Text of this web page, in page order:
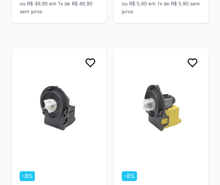
ou R$ 49,90 em 1x de R$ 49,90
sem juros
ou R$ 5,90 em 1x de R$ 5,90 sem
juros
-8% -8%